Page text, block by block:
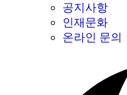
공지사항
인재문화
온라인 문의